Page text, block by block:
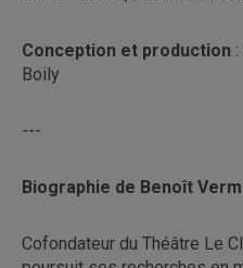
Conception et production
Boily
---
Biographie de Benoît
Cofondateur du Théâtre Le